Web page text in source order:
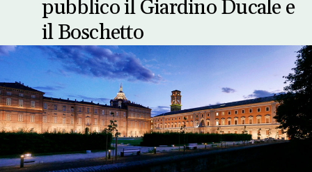
pubblico il Giardino Ducale e
il Boschetto